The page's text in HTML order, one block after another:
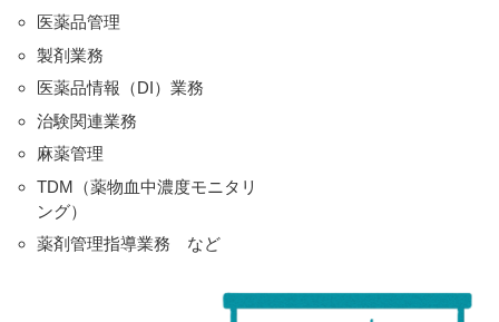
医薬品管理
製剤業務
医薬品情報（DI）業務
治験関連業務
麻薬管理
TDM（薬物血中濃度モニタリ
ング）
薬剤管理指導業務 など